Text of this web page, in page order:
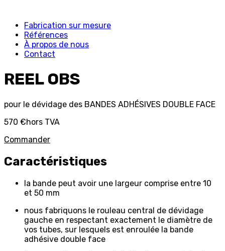
Fabrication sur mesure
Références
À propos de nous
Contact
REEL OBS
pour le dévidage des BANDES ADHÉSIVES DOUBLE FACE
570 €hors TVA
Commander
Caractéristiques
la bande peut avoir une largeur comprise entre 10
et 50 mm
nous fabriquons le rouleau central de dévidage
gauche en respectant exactement le diamètre de
vos tubes, sur lesquels est enroulée la bande
adhésive double face